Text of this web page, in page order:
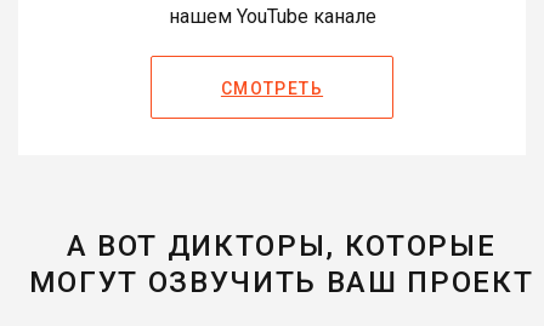
нашем YouTube канале
СМОТРЕТЬ
А ВОТ ДИКТОРЫ, КОТОРЫЕ
МОГУТ ОЗВУЧИТЬ ВАШ ПРОЕКТ